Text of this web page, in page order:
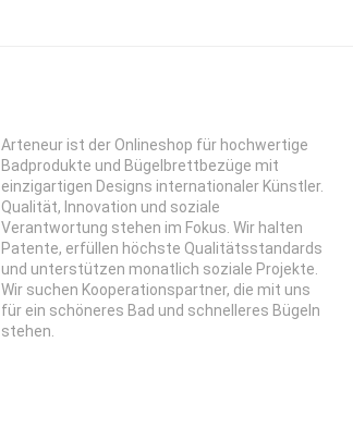
Arteneur ist der Onlineshop für hochwertige
Badprodukte und Bügelbrettbezüge mit
einzigartigen Designs internationaler Künstler.
Qualität, Innovation und soziale
Verantwortung stehen im Fokus. Wir halten
Patente, erfüllen höchste Qualitätsstandards
und unterstützen monatlich soziale Projekte.
Wir suchen Kooperationspartner, die mit uns
für ein schöneres Bad und schnelleres Bügeln
stehen.